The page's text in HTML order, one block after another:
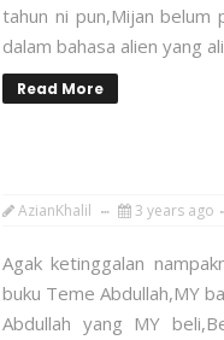
tahun ni pun,Mijan belum
dalam bahasa alien yang
Read More
AzianKhalil 3 years ago
Agak ketinggalan
buku Teme Abdullah,MY
Abdullah yang MY